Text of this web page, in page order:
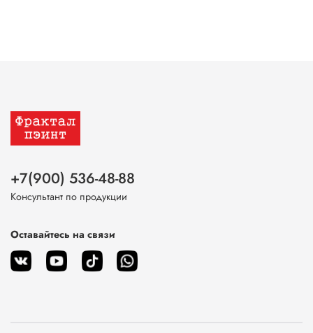
+7(900) 536-48-88
Консультант по продукции
Оставайтесь на связи